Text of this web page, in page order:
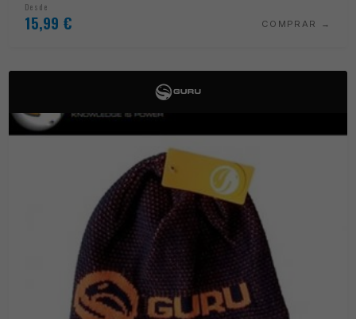
Desde
15,99 € COMPRAR